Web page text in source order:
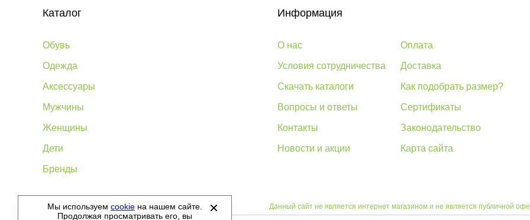
Каталог
Обувь
Одежда
Аксессуары
Мужчины
Женщины
Дети
Бренды
Информация
О нас
Условия сотрудничества
Скачать каталоги
Вопросы и ответы
Контакты
Новости и акции
Оплата
Доставка
Как подобрать размер?
Сертификаты
Законодательство
Карта сайта
©2012-2026 - Sellgroup.ru - все права защищены. Данный сайт не является интернет магазином и не является публичной
Мы используем cookie на нашем сайте.
Продолжая просматривать его, вы